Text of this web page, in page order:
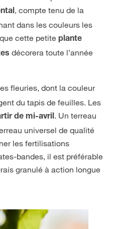
, compte tenu de la
dans les couleurs les
cette petite plante
décorera toute l’année
fleuries, dont la couleur
du tapis de feuilles. Les
de mi-avril. Un terreau
universel de qualité
les fertilisations
bandes, il est préférable
granulé à action longue